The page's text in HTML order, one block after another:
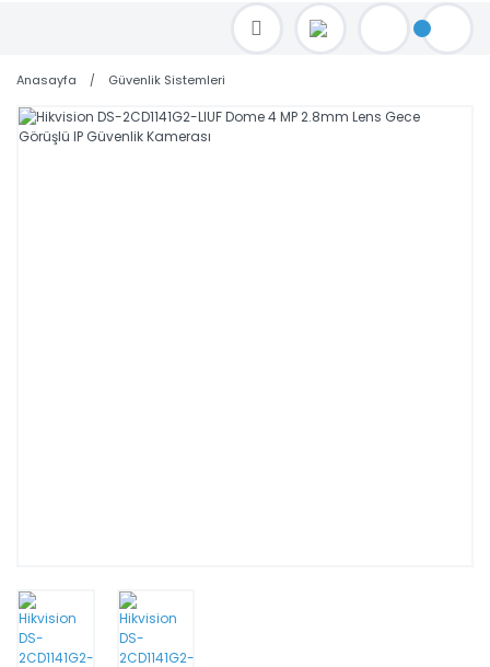
TOPTAN FİYAT ALMAK İÇİN satis@toptanbilgisayar.net MAİL ATINIZ.
SİPARİŞLERİNİZİ AYNI GÜN KARGO İLE GÖNDERİYORUZ!
Anasayfa Güvenlik Sistemleri